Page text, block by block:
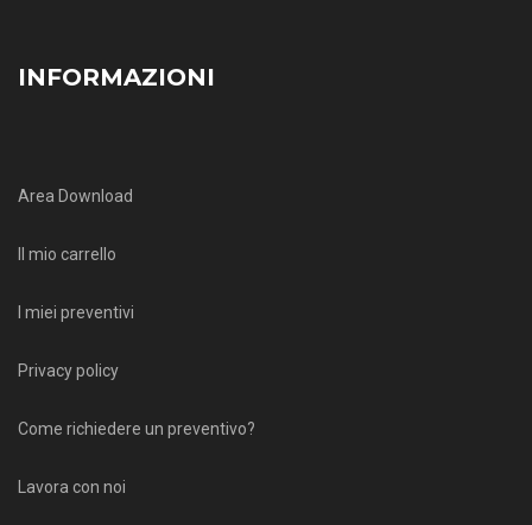
INFORMAZIONI
Area Download
Il mio carrello
I miei preventivi
Privacy policy
Come richiedere un preventivo?
Lavora con noi